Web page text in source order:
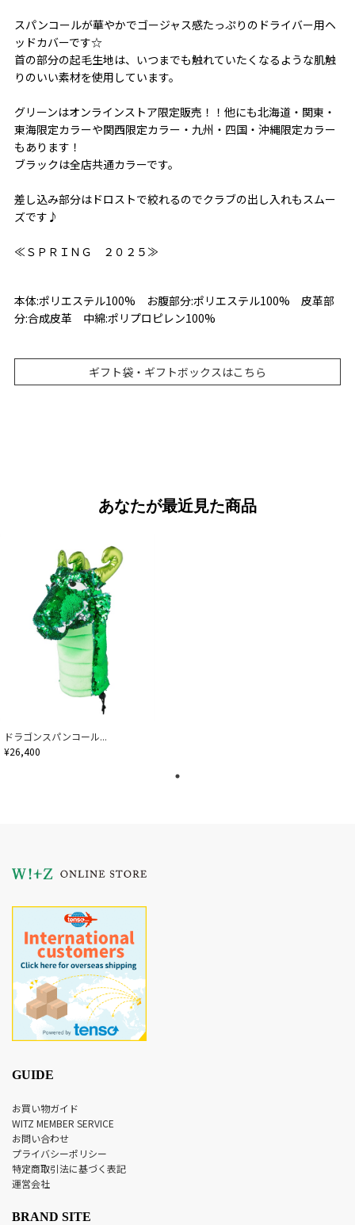
スパンコールが華やかでゴージャス感たっぷりのドライバー用ヘ
ッドカバーです☆
首の部分の起毛生地は、いつまでも触れていたくなるような肌触
りのいい素材を使用しています。
グリーンはオンラインストア限定販売！！他にも北海道・関東・
東海限定カラーや関西限定カラー・九州・四国・沖縄限定カラー
もあります！
ブラックは全店共通カラーです。
差し込み部分はドロストで絞れるのでクラブの出し入れもスムー
ズです♪
≪ＳＰＲＩＮＧ ２０２５≫
本体:ポリエステル100% お腹部分:ポリエステル100% 皮革部
分:合成皮革 中綿:ポリプロピレン100%
ギフト袋・ギフトボックスはこちら
あなたが最近見た商品
ドラゴンスパンコール...
¥26,400
GUIDE
お買い物ガイド
WITZ MEMBER SERVICE
お問い合わせ
プライバシーポリシー
特定商取引法に基づく表記
運営会社
BRAND SITE